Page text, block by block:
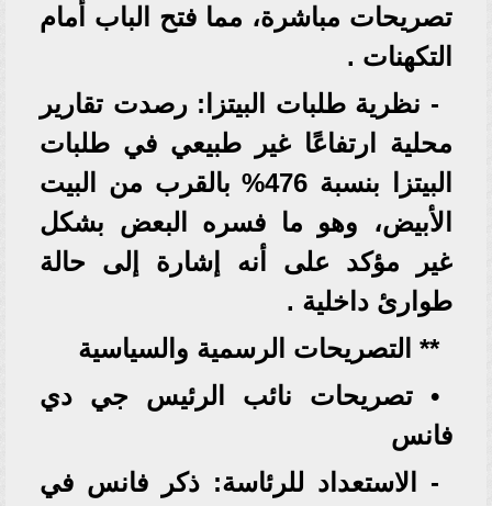
تصريحات مباشرة، مما فتح الباب أمام
التكهنات .
- نظرية طلبات البيتزا: رصدت تقارير
محلية ارتفاعًا غير طبيعي في طلبات
البيتزا بنسبة 476% بالقرب من البيت
الأبيض، وهو ما فسره البعض بشكل
غير مؤكد على أنه إشارة إلى حالة
طوارئ داخلية .
** التصريحات الرسمية والسياسية
• تصريحات نائب الرئيس جي دي
فانس
- الاستعداد للرئاسة: ذكر فانس في